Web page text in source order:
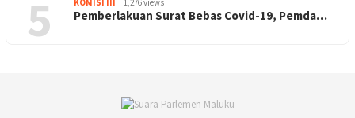
5 KOMISI III 1,276 views
Pemberlakuan Surat Bebas Covid-19, Pemda…